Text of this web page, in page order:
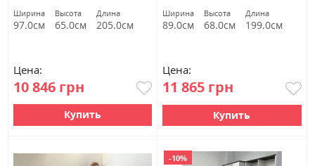
Ширина
97.0см
Высота
65.0см
Длина
205.0см
Цена:
10 846 грн
Купить
Ширина
89.0см
Высота
68.0см
Длина
199.0см
Цена:
11 865 грн
Купить
-10%